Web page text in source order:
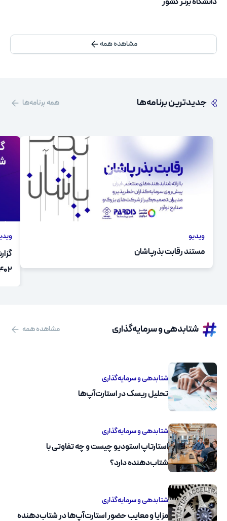
مشاهده همه
جدیدترین برنامه‌ها همه برنامه‌ها
ویدیو
مستند رقابت بذرپاشان
شتابدهی و سرمایه‌گذاری مشاهده همه
شتابدهی و سرمایه‌گذاری
تحلیل ریسک در استارت‌آپ‌ها
شتابدهی و سرمایه‌گذاری
استارتاپ استودیو چیست و چه تفاوتی با
شتاب‌دهنده دارد؟
شتابدهی و سرمایه‌گذاری
مزایا و معایب حضور استارت‌آپ‌ها در شتاب‌دهنده